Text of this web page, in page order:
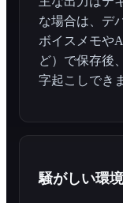
な場合は、デ
ボイスメモや
ど）で保存後
字起こしでき
騒がしい環